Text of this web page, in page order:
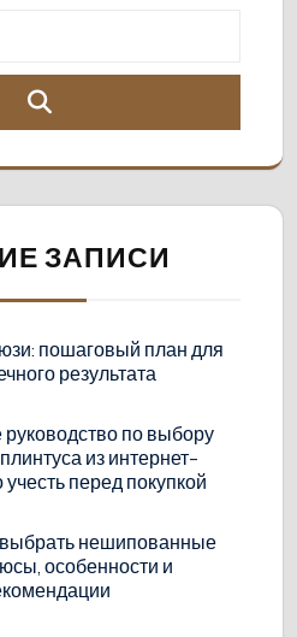
ЗАПИСИ
пошаговый план для
результата
руководство по выбору
из интернет-
учесть перед покупкой
нешипованные
особенности и